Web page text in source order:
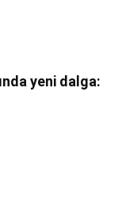
yeni dalga: